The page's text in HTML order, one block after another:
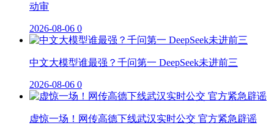
动审
2026-08-06 0
中文大模型谁最强？千问第一 DeepSeek未进前三
2026-08-06 0
虚惊一场！网传高德下线武汉实时公交 官方紧急辟谣